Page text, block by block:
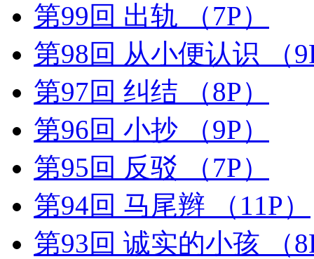
第99回 出轨
（7P）
第98回 从小便认识
（
第97回 纠结
（8P）
第96回 小抄
（9P）
第95回 反驳
（7P）
第94回 马尾辫
（11P）
第93回 诚实的小孩
（